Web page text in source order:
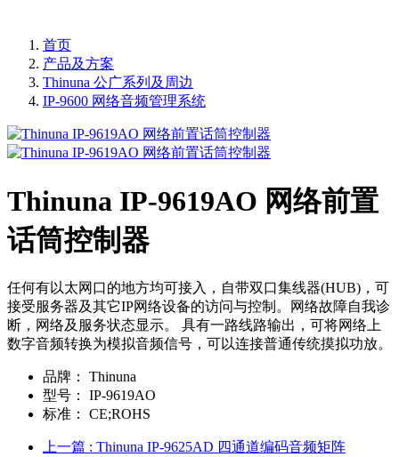
首页
产品及方案
Thinuna 公广系列及周边
IP-9600 网络音频管理系统
Thinuna IP-9619AO 网络前置
话筒控制器
任何有以太网口的地方均可接入，自带双口集线器(HUB)，可
接受服务器及其它IP网络设备的访问与控制。网络故障自我诊
断，网络及服务状态显示。 具有一路线路输出，可将网络上
数字音频转换为模拟音频信号，可以连接普通传统摸拟功放。
品牌：
Thinuna
型号：
IP-9619AO
标准：
CE;ROHS
上一篇 : Thinuna IP-9625AD 四通道编码音频矩阵